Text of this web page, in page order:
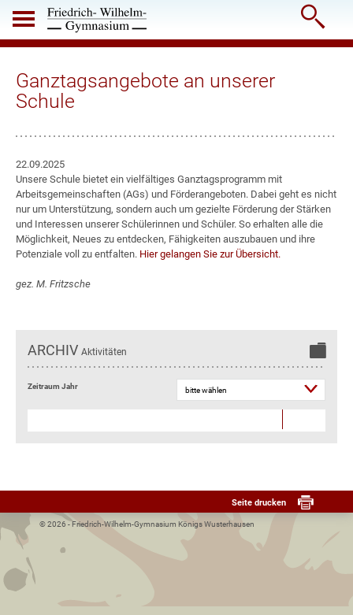

ARCHIV Aktivitäten
Zeitraum Jahr
Ganztagsangebote an unserer
Schule
22.09.2025
Unsere Schule bietet ein vielfältiges Ganztagsprogramm mit
Arbeitsgemeinschaften (AGs) und Förderangeboten. Dabei geht es nicht
nur um Unterstützung, sondern auch um gezielte Förderung der Stärken
und Interessen unserer Schülerinnen und Schüler. So erhalten alle die
Möglichkeit, Neues zu entdecken, Fähigkeiten auszubauen und ihre
Potenziale voll zu entfalten. Hier gelangen Sie zur Übersicht.
gez. M. Fritzsche
Seite drucken
© 2026 - Friedrich-Wilhelm-Gymnasium Königs Wusterhausen­